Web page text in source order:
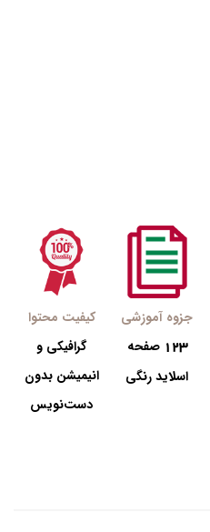
جزوه آموزشی
123 صفحه
اسلاید رنگی
کیفیت محتوا
گرافیکی و
انیمیشن بدون
دست‌نویس